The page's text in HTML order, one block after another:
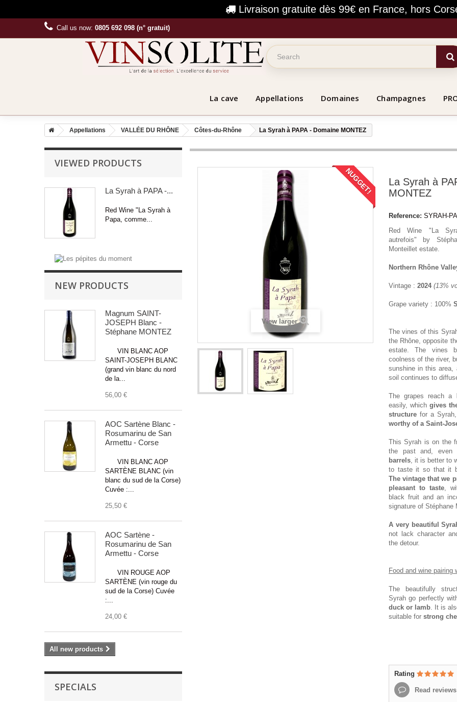
Livraison gratuite dès 99€ en France, hors
Call us now: 0805 692 098 (n° gratuit)
La cave Appellations Domaines Champagnes
Appellations VALLÉE DU RHÔNE Côtes-du-Rhône La Syrah à PAPA - Domaine MONTEZ
VIEWED PRODUCTS
La Syrah à PAPA -...
Red Wine "La Syrah à
Papa, comme...
NEW PRODUCTS
Magnum SAINT-
JOSEPH Blanc -
Stéphane MONTEZ
VIN BLANC AOP
SAINT-JOSEPH BLANC
(grand vin blanc du nord
de la...
56,00 €
AOC Sartène Blanc -
Rosumarinu de San
Armettu - Corse
VIN BLANC AOP
SARTÈNE BLANC (vin
blanc du sud de la Corse)
Cuvée :...
25,50 €
AOC Sartène -
Rosumarinu de San
Armettu - Corse
VIN ROUGE AOP
SARTÈNE (vin rouge du
sud de la Corse) Cuvée
:...
24,00 €
All new products
SPECIALS
NUGGET!
View larger
La Syrah à
MONTEZ
Reference: SYRAH-
Red Wine "La
autrefois" by
Monteillet estate.
Northern Rhône
Vintage : 2024 (13%
Grape variety : 100%
The vines of this
the Rhône, opposite
estate. The vines
coolness of the river,
sunshine in this area,
soil continues to
The grapes reach a
easily, whichgives
structure for a Syrah,
worthy of a Saint-
This Syrah is on the
the past and,
barrels , it is better to
to taste it so that it
The vintage that we
pleasant to taste,
black fruit and an
signature of Stéphane
A very beautiful
not lack character
the detour.
Food and wine pairing
The beautifully
Syrah go perfectly
duck or lamb . It is
suitable for strong
Rating
Read